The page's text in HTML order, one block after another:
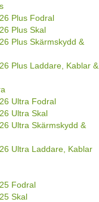
Plus Fodral
Plus Skal
Plus Skärmskydd &
Plus Laddare, Kablar &
Ultra Fodral
Ultra Skal
Ultra Skärmskydd &
Ultra Laddare, Kablar
Fodral
Skal